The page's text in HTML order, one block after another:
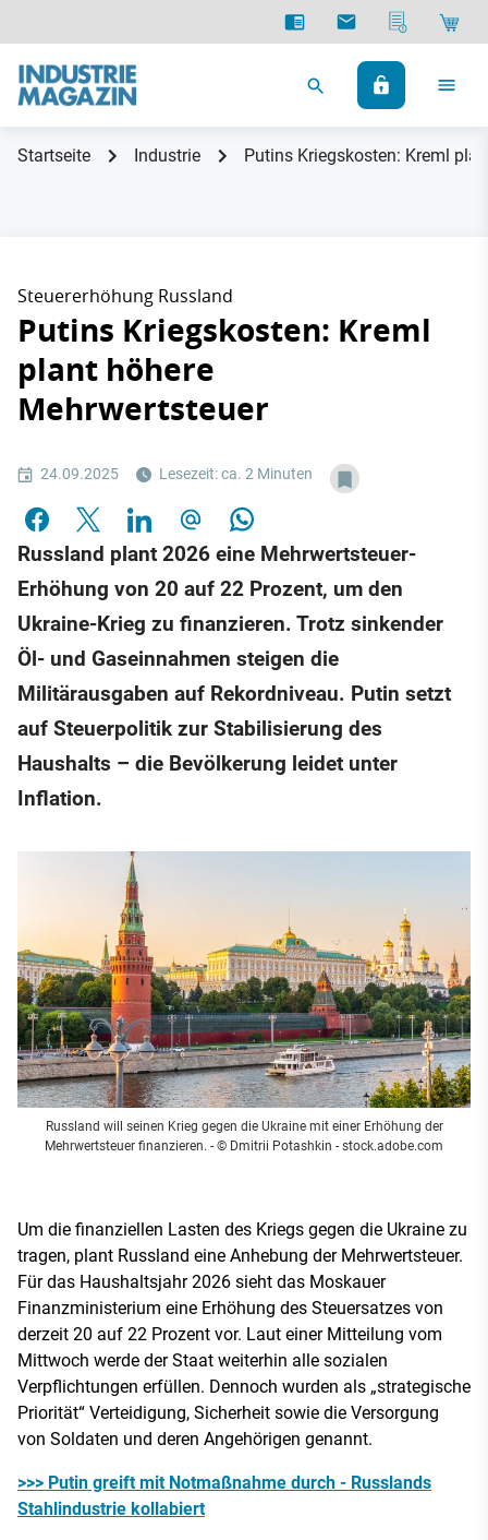
Startseite Industrie Putins Kriegskosten: Kreml
Steuererhöhung Russland
Putins Kriegskosten: Kreml
plant höhere
Mehrwertsteuer
24.09.2025 Lesezeit: ca. 2 Minuten
Russland plant 2026 eine Mehrwertsteuer-
Erhöhung von 20 auf 22 Prozent, um den
Ukraine-Krieg zu finanzieren. Trotz sinkender
Öl- und Gaseinnahmen steigen die
Militärausgaben auf Rekordniveau. Putin setzt
auf Steuerpolitik zur Stabilisierung des
Haushalts – die Bevölkerung leidet unter
Inflation.
Russland will seinen Krieg gegen die Ukraine mit einer Erhöhung der
Mehrwertsteuer finanzieren. - © Dmitrii Potashkin - stock.adobe.com
Um die finanziellen Lasten des Kriegs gegen die Ukraine zu
tragen, plant Russland eine Anhebung der Mehrwertsteuer.
Für das Haushaltsjahr 2026 sieht das Moskauer
Finanzministerium eine Erhöhung des Steuersatzes von
derzeit 20 auf 22 Prozent vor. Laut einer Mitteilung vom
Mittwoch werde der Staat weiterhin alle sozialen
Verpflichtungen erfüllen. Dennoch wurden als „strategische
Priorität“ Verteidigung, Sicherheit sowie die Versorgung
von Soldaten und deren Angehörigen genannt.
>>> Putin greift mit Notmaßnahme durch - Russlands
Stahlindustrie kollabiert